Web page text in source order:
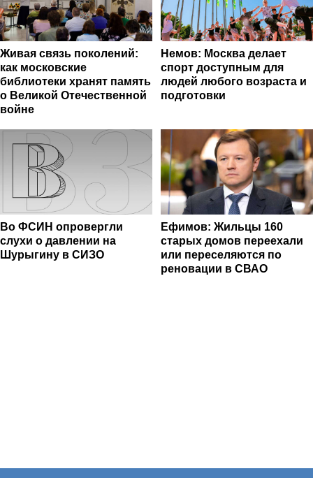
Живая связь поколений:
как московские
библиотеки хранят память
о Великой Отечественной
войне
Немов: Москва делает
спорт доступным для
людей любого возраста и
подготовки
Во ФСИН опровергли
слухи о давлении на
Шурыгину в СИЗО
Ефимов: Жильцы 160
старых домов переехали
или переселяются по
реновации в СВАО